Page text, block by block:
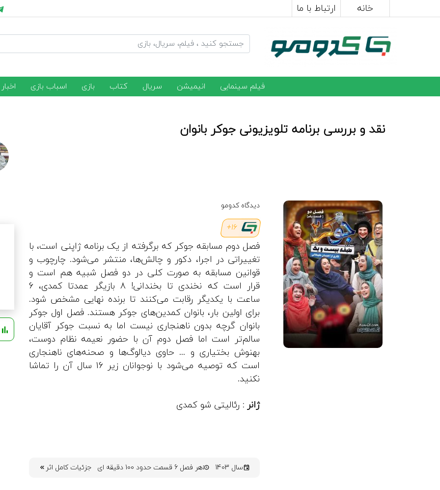
خانه ارتباط با ما
فیلم سینمایی انیمیشن سریال کتاب بازی اسباب بازی اخبار
نقد و بررسی برنامه تلويزيونی جوکر بانوان
دیدگاه کدومو
16+
فصل دوم مسابقه جوکر که برگرفته از یک برنامه ژاپنی است، با
تغییراتی در اجرا، دکور و چالش‌ها، منتشر می‌شود. چارچوب و
قوانین مسابقه به صورت کلی در دو فصل شبیه هم است و
قرار است که نخندی تا بخندانی! 8 بازیگر عمدتا کمدی، 6
ساعت با یکدیگر رقابت می‌کنند تا برنده نهایی مشخص شود.
برای اولین بار، بانوان کمدین‌های جوکر هستند. فصل اول جوکر
بانوان گرچه بدون ناهنجاری نیست اما به نسبت جوکر آقایان
سالم‌تر است اما فصل دوم آن با حضور نعیمه نظام دوست،
بهنوش بختیاری و ... حاوی دیالوگ‌ها و صحنه‌های ناهنجاری
است که توصیه می‌شود با نوجوانان زیر 16 سال آن را تماشا
نکنید.
ژانر : رئالیتی شو کمدی
سال 1403 هر فصل 6 قسمت حدود 100 دقیقه ای جزئیات کامل اثر